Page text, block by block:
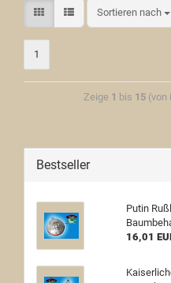
Sortieren nach
1
Zeige 1 bis 15(von
Bestseller
Putin
16,01